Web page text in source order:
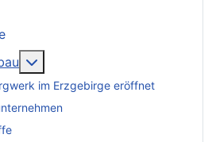
im Erzgebirge eröffnet